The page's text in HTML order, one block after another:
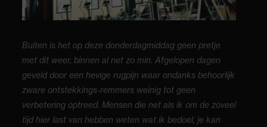
Buiten is het op deze donderdagmiddag geen pretje
met dit weer, binnen al net zo min. Afgelopen dagen
geveld door een hevige rugpijn waar ondanks behoorlijk
zware ontstekkings-remmers weinig tot geen
verbetering optreed. Mensen die net als ik om de zoveel
tijd hier last van hebben weten wat ik bedoel, je kan